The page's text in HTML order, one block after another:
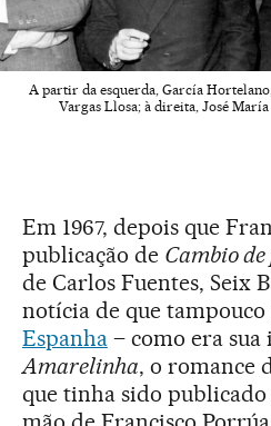
A partir da esquerda, García
Vargas Llosa; à direita, José María
Em 1967, depois que
publicação de Cambio
de Carlos Fuentes, Seix
notícia de que
Espanha– como era sua
Amarelinha, o romance
que tinha sido publicado